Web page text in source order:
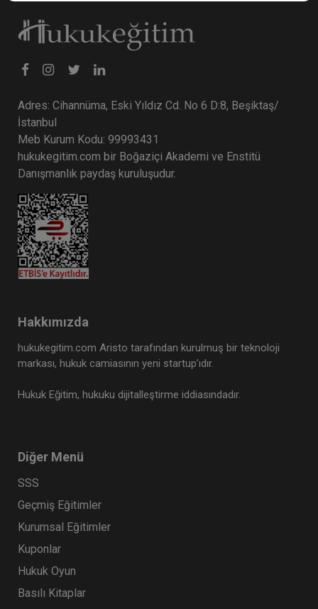
Adres: Cihannüma, Eski Yıldız Cd. No 6 D:8, Beşiktaş/
İstanbul
Meb Kurum Kodu: 99993431
hukukegitim.com bir Boğaziçi Akademi ve Enstitü
Danışmanlık paydaş kuruluşudur.
Hakkımızda
hukukegitim.com Aristo tarafından kurulmuş bir teknoloji
markası, hukuk camiasının yeni startup’ıdır.
Hukuk Eğitim, hukuku dijitalleştirme iddiasındadır.
Diğer Menü
SSS
Geçmiş Eğitimler
Kurumsal Eğitimler
Kuponlar
Hukuk Oyun
Basılı Kitaplar